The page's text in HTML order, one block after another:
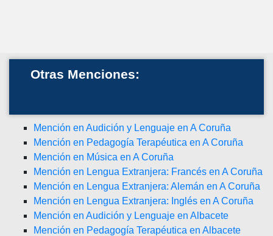
Otras Menciones:
Mención en Audición y Lenguaje en A Coruña
Mención en Pedagogía Terapéutica en A Coruña
Mención en Música en A Coruña
Mención en Lengua Extranjera: Francés en A Coruña
Mención en Lengua Extranjera: Alemán en A Coruña
Mención en Lengua Extranjera: Inglés en A Coruña
Mención en Audición y Lenguaje en Albacete
Mención en Pedagogía Terapéutica en Albacete